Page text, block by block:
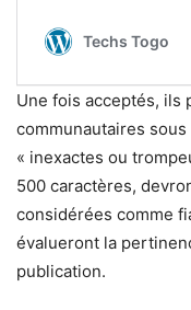
Une fois acceptés, ils
communautaires
« inexactes ou
500 caractères,
considérées comme
évalueront la
publication.